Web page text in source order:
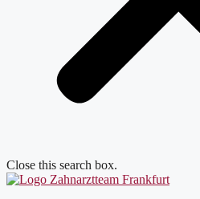
Close this search box.